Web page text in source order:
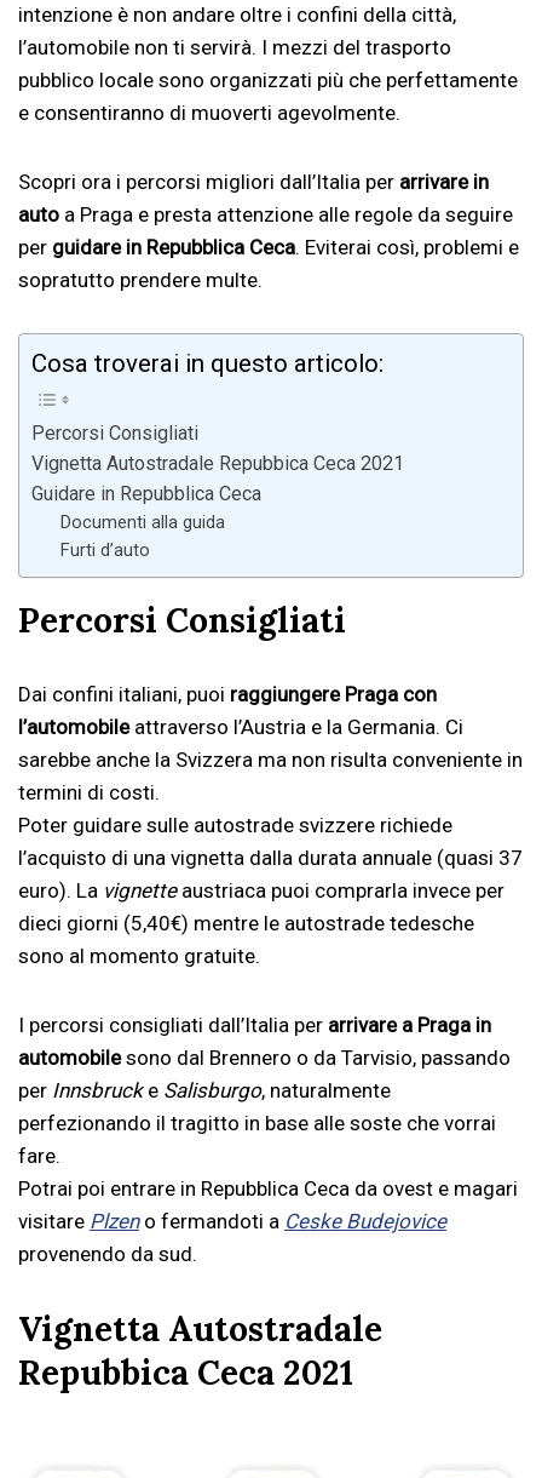
intenzione è non andare oltre i confini della città,
l’automobile non ti servirà. I mezzi del trasporto
pubblico locale sono organizzati più che perfettamente
e consentiranno di muoverti agevolmente.
Scopri ora i percorsi migliori dall’Italia per arrivare in
auto a Praga e presta attenzione alle regole da seguire
per guidare in Repubblica Ceca. Eviterai così, problemi e
sopratutto prendere multe.
Cosa troverai in questo articolo:
Percorsi Consigliati
Vignetta Autostradale Repubbica Ceca 2021
Guidare in Repubblica Ceca
Documenti alla guida
Furti d’auto
Percorsi Consigliati
Dai confini italiani, puoi raggiungere Praga con
l’automobileattraverso l’Austria e la Germania. Ci
sarebbe anche la Svizzera ma non risulta conveniente in
termini di costi.
Poter guidare sulle autostrade svizzere richiede
l’acquisto di una vignetta dalla durata annuale (quasi 37
euro). La vignetteaustriaca puoi comprarla invece per
dieci giorni (5,40€) mentre le autostrade tedesche
sono al momento gratuite.
I percorsi consigliati dall’Italia per arrivare a Praga in
automobilesono dal Brennero o da Tarvisio, passando
per Innsbrucke Salisburgo, naturalmente
perfezionando il tragitto in base alle soste che vorrai
fare.
Potrai poi entrare in Repubblica Ceca da ovest e magari
visitare Plzeno fermandoti a Ceske Budejovice
provenendo da sud.
Vignetta Autostradale
Repubbica Ceca 2021